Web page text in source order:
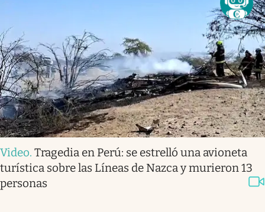
Video. Tragedia en Perú: se estrelló una avioneta
turística sobre las Líneas de Nazca y murieron 13
personas